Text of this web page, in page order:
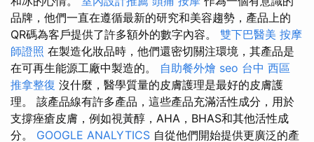
品牌，他們一直在遵循最新的研究和美容趨勢，產品上的
QR碼為客戶提供了許多額外的數字內容。 雙下巴醫美 按摩
師證照 在製造化妝品時，他們還密切關注環境，其產品是
在可再生能源工廠中製造的。 自助餐外燴 seo 台中 西區
推拿整復 沒什麼，醫學質量的皮膚護理是最好的皮膚護
理。 該產品線有許多產品，這些產品充滿活性成分，用於
支撐痤瘡皮膚，例如視黃醇，AHA，BHAS和其他活性成
分。 GOOGLE ANALYTICS 自從他們開始提供更廣泛的產